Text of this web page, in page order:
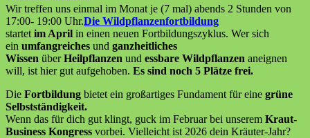
Wir treffen uns einmal im Monat je (7 mal) abends 2 Stunden von
17:00- 19:00 Uhr.Die Wildpflanzenfortbildung
startet im April in einen neuen Fortbildungszyklus. Wer sich
ein umfangreiches und ganzheitliches
Wissen überHeilpflanzen und essbare Wildpflanzen aneignen
will, ist hier gut aufgehoben. Es sind noch 5 Plätze frei.
Die Fortbildung bietet ein großartiges Fundament für eine grüne
Selbstständigkeit.
Wenn das für dich gut klingt, guck im Februar bei unserem Kraut-
Business Kongress vorbei. Vielleicht ist 2026 dein Kräuter-Jahr?